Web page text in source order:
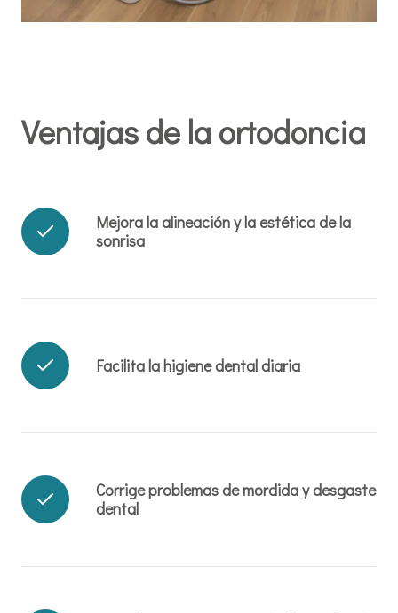
Ventajas de la ortodoncia
Mejora la alineación y la estética de la
sonrisa
Facilita la higiene dental diaria
Corrige problemas de mordida y desgaste
dental